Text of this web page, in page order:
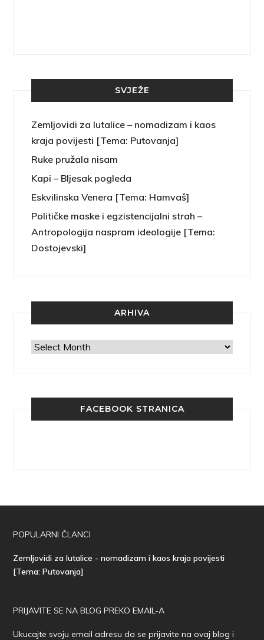
SVJEŽE
Zemljovidi za lutalice – nomadizam i kaos
kraja povijesti [Tema: Putovanja]
Ruke pružala nisam
Kapi – Bljesak pogleda
Eskvilinska Venera [Tema: Hamvaš]
Političke maske i egzistencijalni strah –
Antropologija naspram ideologije [Tema:
Dostojevski]
ARHIVA
Arhiva
FACEBOOK STRANICA
POPULARNI ČLANCI
Zemljovidi za lutalice - nomadizam i kaos kraja povijesti
[Tema: Putovanja]
PRIJAVITE SE NA BLOG PREKO EMAIL-A
Ukucajte svoju email adresu da se prijavite na ovaj blog i